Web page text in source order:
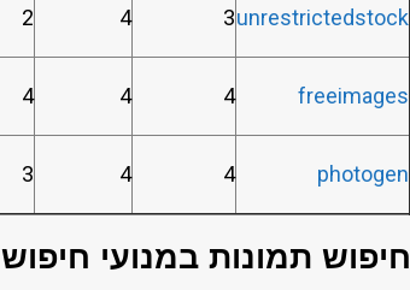
unrestrictedstock
3
4
2
freeimages
4
4
4
photogen
4
4
3
חיפוש תמונות במנועי חיפוש